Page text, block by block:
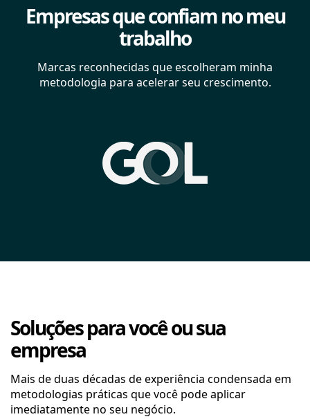
Empresas que confiam no meu
trabalho
Marcas reconhecidas que escolheram minha
metodologia para acelerar seu crescimento.
Soluções para você ou sua
empresa
Mais de duas décadas de experiência condensada em
metodologias práticas que você pode aplicar
imediatamente no seu negócio.